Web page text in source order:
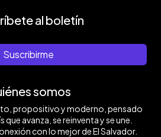
al boletín
Suscribirme
somos
propositivo y moderno, pensado
que avanza, se reinventa y se une.
con lo mejor de El Salvador.